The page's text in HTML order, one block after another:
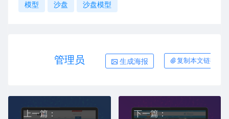
模型 沙盘 沙盘模型
管理员 生成海报 复制本文链接
上一篇：
下一篇：